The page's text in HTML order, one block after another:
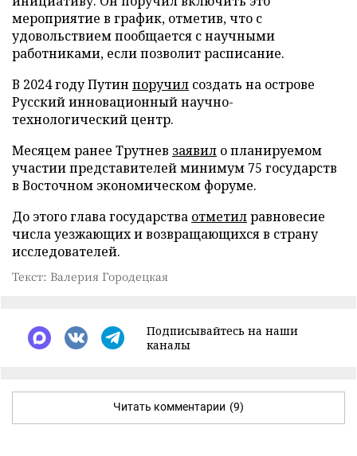
мероприятие в график, отметив, что с
удовольствием пообщается с научными
работниками, если позволит расписание.
В 2024 году Путин поручил создать на острове
Русский инновационный научно-
технологический центр.
Месяцем ранее Трутнев заявил о планируемом
участии представителей минимум 75 государств
в Восточном экономическом форуме.
До этого глава государства отметилравновесие
числа уезжающих и возвращающихся в страну
исследователей.
Текст: Валерия Городецкая
Подписывайтесь на наши
каналы
Читать комментарии (9)